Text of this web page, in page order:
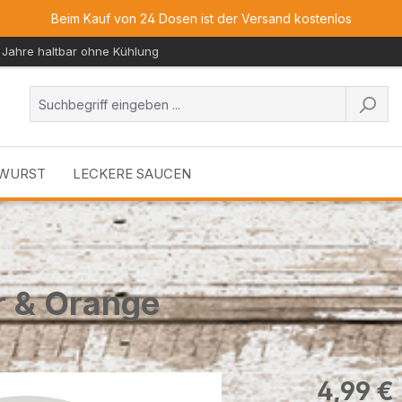
Beim Kauf von 24 Dosen ist der Versand kostenlos
Jahre haltbar ohne Kühlung
LECKERE SAUCEN
Orange
Regulärer
4,99 €